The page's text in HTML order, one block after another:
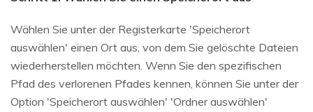
Wählen Sie unter der Registerkarte 'Speicherort
auswählen' einen Ort aus, von dem Sie gelöschte Dateien
wiederherstellen möchten. Wenn Sie den spezifischen
Pfad des verlorenen Pfades kennen, können Sie unter der
Option 'Speicherort auswählen' 'Ordner auswählen'